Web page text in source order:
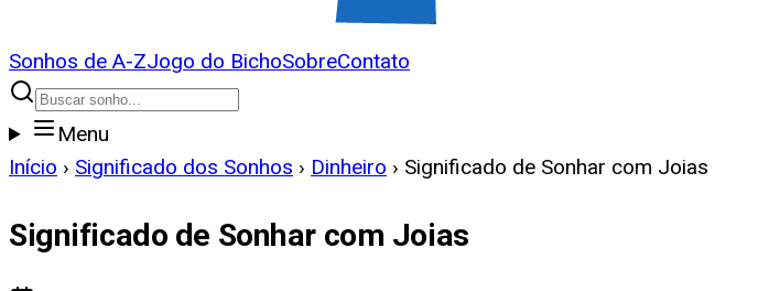
Sonhos de A-ZJogo do BichoSobreContato
Menu
Início › Significado dos Sonhos › Dinheiro › Significado de Sonhar com Joias
Significado de Sonhar com Joias